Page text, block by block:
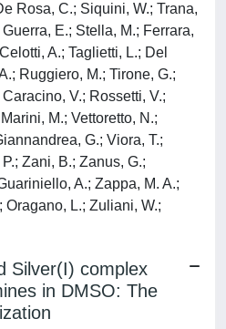
Rosa, C.; Siquini, W.; Trana,
E.; Stella, M.; Ferrara,
A.; Taglietti, L.; Del
Ruggiero, M.; Tirone, G.;
V.; Rossetti, V.;
M.; Vettoretto, N.;
G.; Viora, T.;
Zani, B.; Zanus, G.;
A.; Zappa, M. A.;
L.; Zuliani, W.;
Silver(I) complex
in DMSO: The